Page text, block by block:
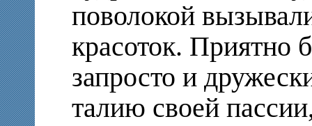
поволокой
красоток. Приятно
запросто и
талию своей